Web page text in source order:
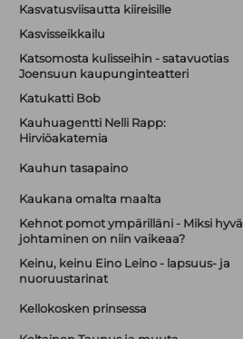
Kasvatusviisautta kiireisille
Kasvisseikkailu
Katsomosta kulisseihin - satavuotias
Joensuun kaupunginteatteri
Katukatti Bob
Kauhuagentti Nelli Rapp:
Hirviöakatemia
Kauhun tasapaino
Kaukana omalta maalta
Kehnot pomot ympärilläni - Miksi hyvä
johtaminen on niin vaikeaa?
Keinu, keinu Eino Leino - lapsuus- ja
nuoruustarinat
Kellokosken prinsessa